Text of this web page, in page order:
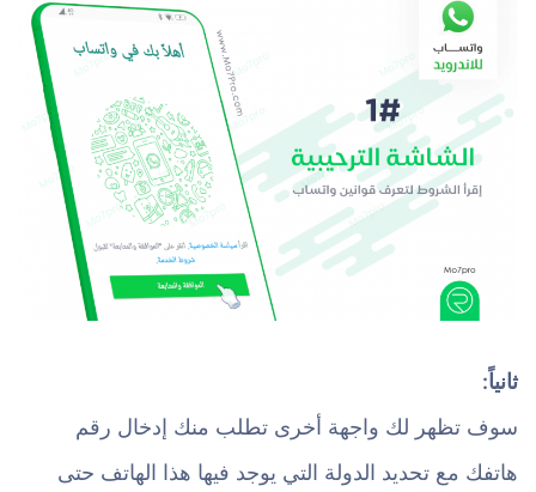
ثانياً:
سوف تظهر لك واجهة أخرى تطلب منك إدخال رقم
هاتفك مع تحديد الدولة التي يوجد فيها هذا الهاتف حتى